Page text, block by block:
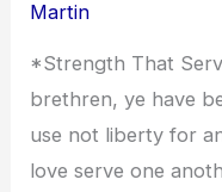
Martin
*Strength That
brethren, ye have
use not liberty for
love serve one
Not
Self